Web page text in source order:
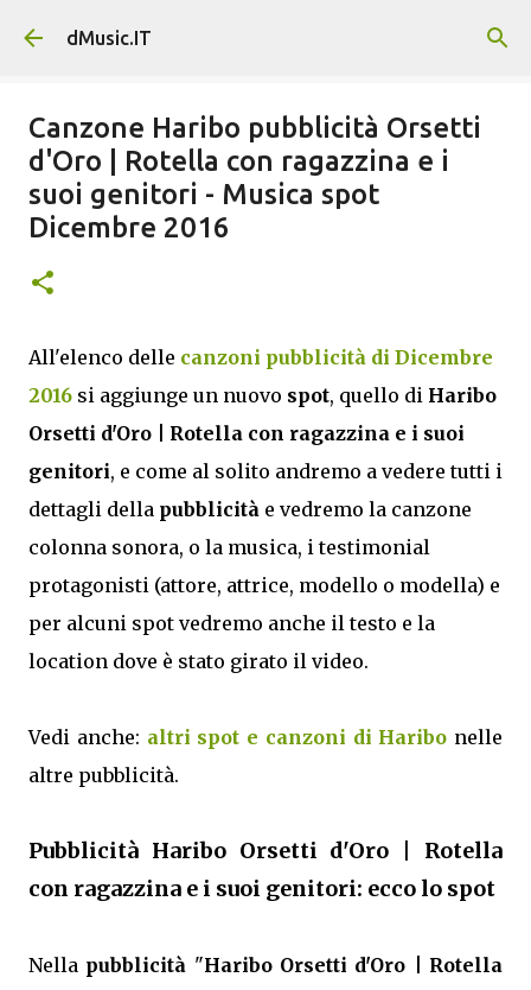
Passa ai contenuti principali
dMusic.IT
Canzone Haribo pubblicità Orsetti
d'Oro | Rotella con ragazzina e i
suoi genitori - Musica spot
Dicembre 2016
All'elenco delle canzoni pubblicità di Dicembre
2016 si aggiunge un nuovo spot, quello di Haribo
Orsetti d'Oro | Rotella con ragazzina e i suoi
genitori, e come al solito andremo a vedere tutti i
dettagli della pubblicità e vedremo la canzone
colonna sonora, o la musica, i testimonial
protagonisti (attore, attrice, modello o modella) e
per alcuni spot vedremo anche il testo e la
location dove è stato girato il video.
Vedi anche: altri spot e canzoni di Haribo nelle
altre pubblicità.
Pubblicità Haribo Orsetti d'Oro | Rotella
con ragazzina e i suoi genitori: ecco lo spot
Nella pubblicità "Haribo Orsetti d'Oro | Rotella